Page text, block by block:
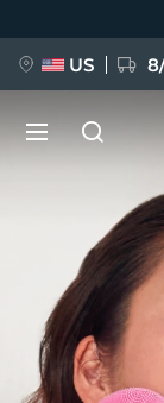
US
FAQ™ Pure
BREAKING
English
Français